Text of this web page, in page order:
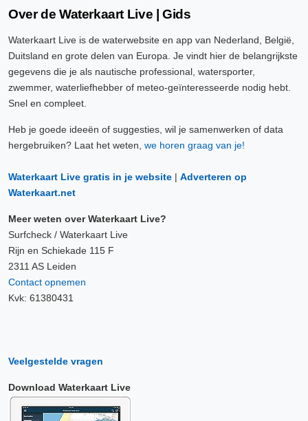
Over de Waterkaart Live | Gids
Waterkaart Live is de waterwebsite en app van Nederland, België,
Duitsland en grote delen van Europa. Je vindt hier de belangrijkste
gegevens die je als nautische professional, watersporter,
zwemmer, waterliefhebber of meteo-geïnteresseerde nodig hebt.
Snel en compleet.
Heb je goede ideeën of suggesties, wil je samenwerken of data
hergebruiken? Laat het weten, we horen graag van je!
Waterkaart Live gratis in je website | Adverteren op
Waterkaart.net
Meer weten over Waterkaart Live?
Surfcheck / Waterkaart Live
Rijn en Schiekade 115 F
2311 AS Leiden
Contact opnemen
Kvk: 61380431
Veelgestelde vragen
Download Waterkaart Live